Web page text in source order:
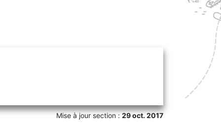
Mise à jour section :29 oct. 2017